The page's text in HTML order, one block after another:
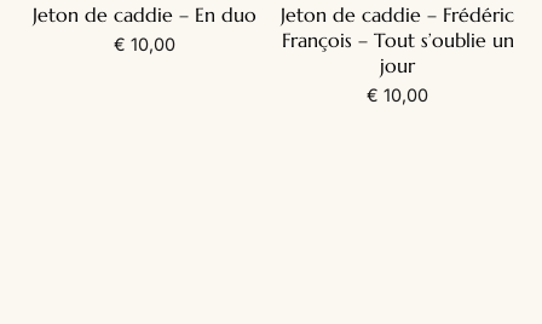
Jeton de caddie – En duo
€ 10,00
Jeton de caddie – Frédéric
François – Tout s’oublie un
jour
€ 10,00